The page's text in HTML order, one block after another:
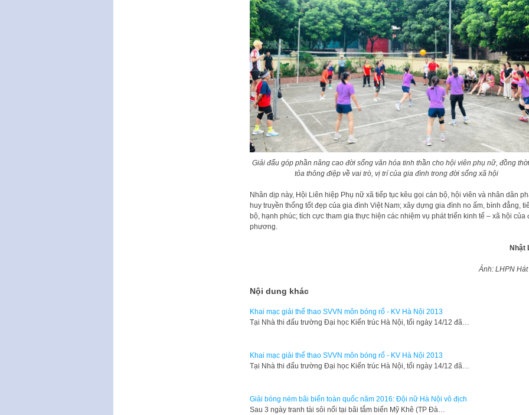
Giải đấu góp phần nâng cao đời sống văn hóa tinh thần cho hội viên phụ nữ, đồng
tỏa thông điệp về vai trò, vị trí của gia đình trong đời sống xã hội
Nhân dịp này, Hội Liên hiệp Phụ nữ xã tiếp tục kêu gọi cán bộ, hội viên và nhân dân
huy truyền thống tốt đẹp của gia đình Việt Nam; xây dựng gia đình no ấm, bình đẳng,
bộ, hạnh phúc; tích cực tham gia thực hiện các nhiệm vụ phát triển kinh tế – xã hội của
phương.
Nhật
Ảnh: LHPN Hát
Nội dung khác
Khai mạc giải thể thao SVVN môn bóng rổ - KV Hà Nội 2013
​Tại Nhà thi đấu trường Đại học Kiến trúc Hà Nội, tối ngày 14/12 đã…
Khai mạc giải thể thao SVVN môn bóng rổ - KV Hà Nội 2013
​Tại Nhà thi đấu trường Đại học Kiến trúc Hà Nội, tối ngày 14/12 đã…
Giải bóng ném bãi biển toàn quốc năm 2016: Đội nữ Hà Nội vô địch
Sau 3 ngày tranh tài sôi nổi tại bãi tắm biển Mỹ Khê (TP Đà…